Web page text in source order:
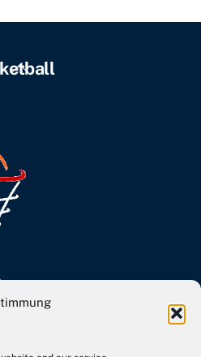
Back